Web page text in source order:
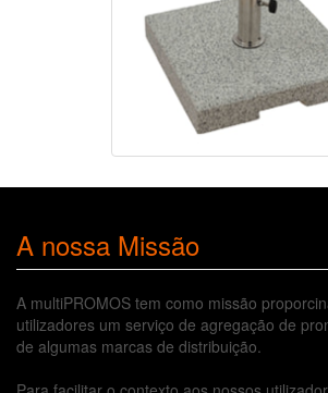
A nossa Missão
A multiPROMOS tem como missão
utilizadores um serviço de agregação de
de algumas marcas de distribuição.